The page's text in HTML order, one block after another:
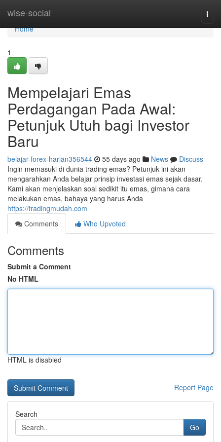
wise-social
Home
Home
1
Mempelajari Emas
Perdagangan Pada Awal:
Petunjuk Utuh bagi Investor
Baru
belajar-forex-harian356544 55 days ago News
Discuss
Ingin memasuki di dunia trading emas? Petunjuk ini akan
mengarahkan Anda belajar prinsip investasi emas sejak dasar.
Kami akan menjelaskan soal sedikit itu emas, gimana cara
melakukan emas, bahaya yang harus Anda
https://tradingmudah.com
Comments
Who Upvoted
Comments
Submit a Comment
No HTML
HTML is disabled
Report Page
Search
Go